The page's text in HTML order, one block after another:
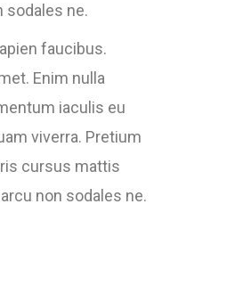
sodales ne.
faucibus.
Enim nulla
iaculis eu
viverra. Pretium
cursus mattis
non sodales ne.